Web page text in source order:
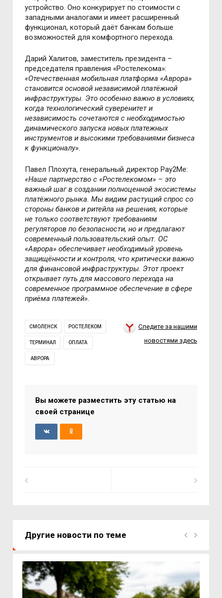
устройство. Оно конкурирует по стоимости с
западными аналогами и имеет расширенный
функционал, который даёт банкам больше
возможностей для комфортного перехода.
Дарий Халитов, заместитель президента –
председателя правления «Ростелекома»:
«Отечественная мобильная платформа«Аврора»
становится основой независимой платёжной
инфраструктуры. Это особенно важно в условиях,
когда технологический суверенитет и
независимость сочетаются с необходимостью
динамического запуска новых платежных
инструментов и высокими требованиями бизнеса
к функционалу».
Павел Плохута, генеральный директор Pay2Me:
«Наше партнерство с«Ростелекомом» – это
важный шаг в создании полноценной экосистемы
платёжного рынка. Мы видим растущий спрос со
стороны банков и ритейла на решения, которые
не только соответствуют требованиям
регуляторов по безопасности, но и предлагают
современный пользовательский опыт. ОС
«Аврора» обеспечивает необходимый уровень
защищённости и контроля, что критически важно
для финансовой инфраструктуры. Этот проект
открывает путь для массового перехода на
современное программное обеспечение в сфере
приёма платежей».
СМОЛЕНСК РОСТЕЛЕКОМ
ТЕРМИНАЛ ОПЛАТА
АВРОРА
Следите за нашими
новостями здесь
Вы можете разместить эту статью на
своей странице
Другие новости по теме